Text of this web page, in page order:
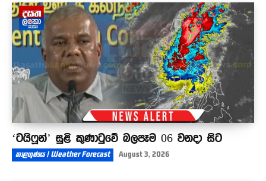
විභාග තියන්න ඕනේ
01:26
‘ටයිෆූන්’ සුළි කුණාටුවේ බලපෑම 06 වනදා සිට
කාළගුණය | Weather Forecast August 3, 2026